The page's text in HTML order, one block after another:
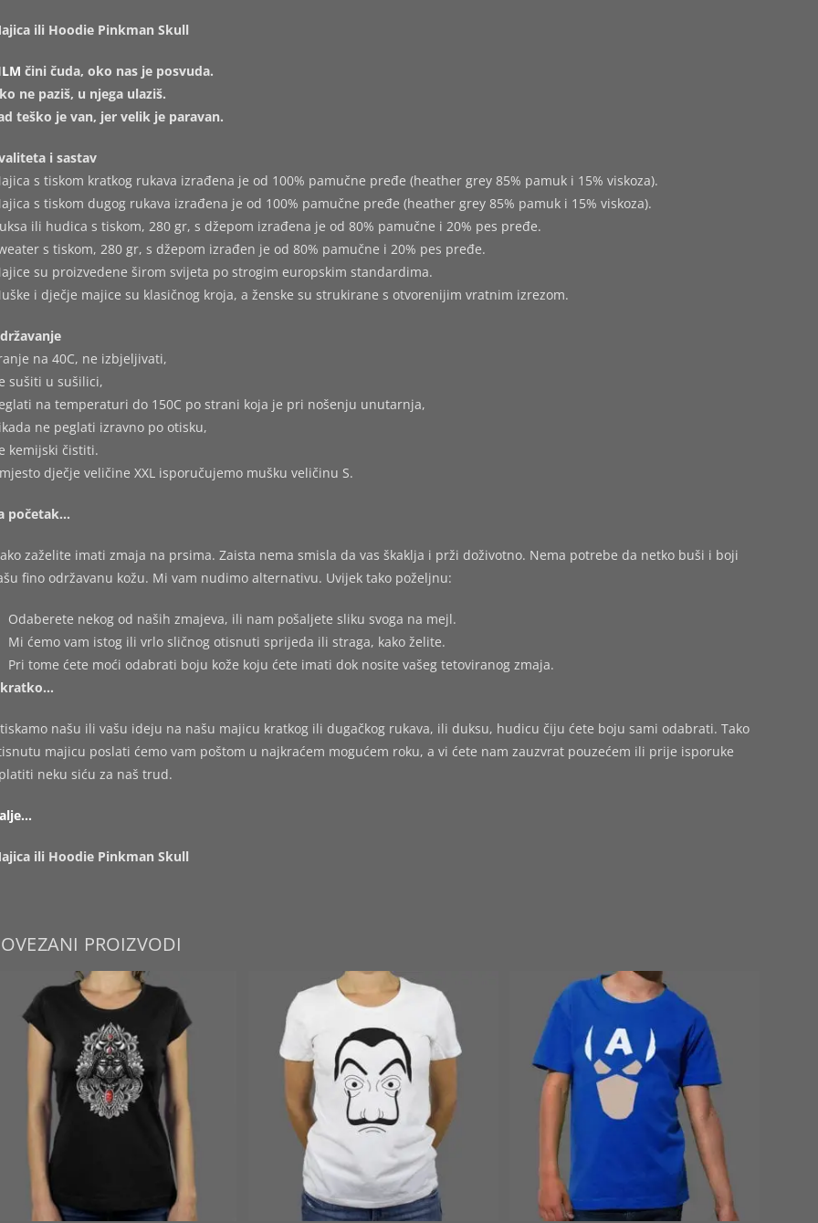
ili Hoodie Pinkman Skull
čini čuda, oko nas je posvuda.
ne paziš, u njega ulaziš.
teško je van, jer velik je paravan.
i sastav
s tiskom kratkog rukava izrađena je od 100% pamučne pređe (heather grey 85% pamuk i 15% viskoza).
s tiskom dugog rukava izrađena je od 100% pamučne pređe (heather grey 85% pamuk i 15% viskoza).
ili hudica s tiskom, 280 gr, s džepom izrađena je od 80% pamučne i 20% pes pređe.
s tiskom, 280 gr, s džepom izrađen je od 80% pamučne i 20% pes pređe.
su proizvedene širom svijeta po strogim europskim standardima.
i dječje majice su klasičnog kroja, a ženske su strukirane s otvorenijim vratnim izrezom.
na 40C, ne izbjeljivati,
sušiti u sušilici,
na temperaturi do 150C po strani koja je pri nošenju unutarnja,
ne peglati izravno po otisku,
kemijski čistiti.
dječje veličine XXL isporučujemo mušku veličinu S.
početak…
zaželite imati zmaja na prsima. Zaista nema smisla da vas škaklja i prži doživotno. Nema potrebe da netko buši i boji
fino održavanu kožu. Mi vam nudimo alternativu. Uvijek tako poželjnu:
Odaberete nekog od naših zmajeva, ili nam pošaljete sliku svoga na mejl.
Mi ćemo vam istog ili vrlo sličnog otisnuti sprijeda ili straga, kako želite.
Pri tome ćete moći odabrati boju kože koju ćete imati dok nosite vašeg tetoviranog zmaja.
našu ili vašu ideju na našu majicu kratkog ili dugačkog rukava, ili duksu, hudicu čiju ćete boju sami odabrati. Tako
majicu poslati ćemo vam poštom u najkraćem mogućem roku, a vi ćete nam zauzvrat pouzećem ili prije isporuke
neku siću za naš trud.
ili Hoodie Pinkman Skull
PROIZVODI